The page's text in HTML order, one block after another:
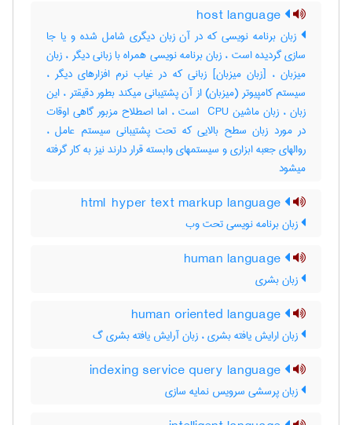
زبان برنامه نویسی که در آن زبان دیگری شامل شده و یا جا
سازی گردیده است ، زبان برنامه نویسی همراه با زبانی دیگر ، زبان
میزبان ، [زبان میزبان] زبانی که در غیاب نرم افزارهای دیگر ،
سیستم کامپیوتر (میزبان) از آن پشتیبانی میکند بطور دقیقتر ، این
زبان ، زبان ماشین ‎ CPU است ، اما اصطلاح مزبور گاهی اوقات
در مورد زبان سطح بالایی که تحت پشتیبانی سیستم عامل ،
روالهای جعبه ابزاری و سیستمهای وابسته قرار دارند نیز به کار گرفته
میشود
زبان برنامه نویسی تحت وب
زبان بشری
زبان ارایش یافته بشری ، زبان آرایش یافته بشری گ
زبان پرسشی سرویس نمایه سازی